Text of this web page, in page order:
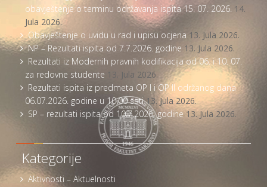
obavještenje o terminu održavanja ispita 15. 07. 2026. 14.
Jula 2026.
Obavještenje o uvidu u rad i upisu ocjena 13. Jula 2026.
NP – Rezultati ispita od 7.7.2026. godine 13. Jula 2026.
Rezultati iz Modernih pravnih kodifikacija od 06. i 10. 07.
za redovne studente 13. Jula 2026.
Rezultati ispita iz predmeta OP I i OP II održanog dana
06.07.2026. godine u 10,00 sati 13. Jula 2026.
SP – rezultati ispita od 10.7.2026. godine 13. Jula 2026.
Kategorije
Aktivnosti – Aktuelnosti